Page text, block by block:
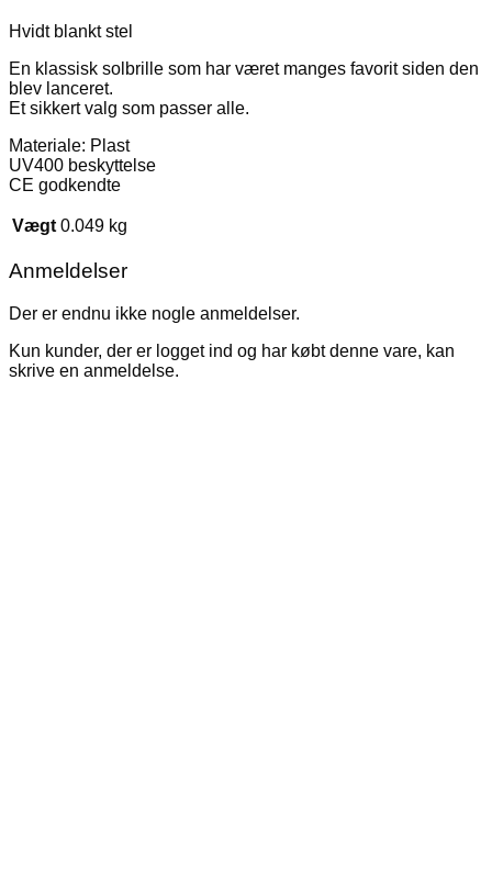
Hvidt blankt stel
En klassisk solbrille som har været manges favorit siden den
blev lanceret.
Et sikkert valg som passer alle.
Materiale: Plast
UV400 beskyttelse
CE godkendte
Vægt 0.049 kg
Anmeldelser
Der er endnu ikke nogle anmeldelser.
Kun kunder, der er logget ind og har købt denne vare, kan
skrive en anmeldelse.